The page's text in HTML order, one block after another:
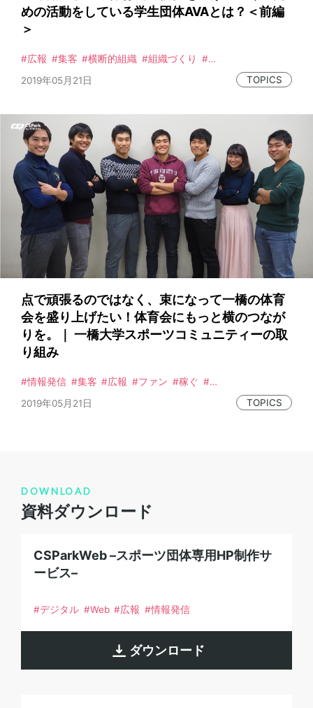
めの活動をしている学生団体AVAとは？＜前編
＞
広報 集客 横断的組織
組織づくり
事例
施策 インタビュー
体育会本部
2019年05月21日
TOPICS
点で頑張るのではなく、束になって一橋の体育
会を盛り上げたい！体育会にもっと横のつなが
りを。｜ 一橋大学スポーツコミュニティーの取
り組み
情報発信 集客 広報 ファン
稼ぐ
体育会本部
横断的組織
事例
2019年05月21日
TOPICS
DOWNLOAD
資料ダウンロード
CSParkWeb –スポーツ団体専用HP制作サ
ービス–
デジタル Web 広報 情報発信
ダウンロード